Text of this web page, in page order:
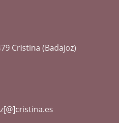
Cristina (Badajoz)